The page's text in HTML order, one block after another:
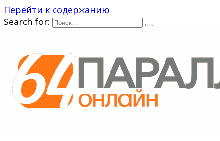
Перейти к содержанию
Search for: